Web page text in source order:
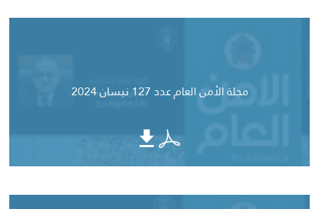
مجلة الأمن العام عدد 127 نيسان 2024